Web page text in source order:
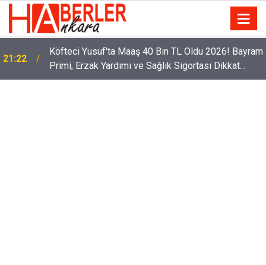
21:22
Köfteci Yusuf'ta Maaş 40 Bin TL Oldu 2026! Bayram
Primi, Erzak Yardımı ve Sağlık Sigortası Dikkat
Çekti